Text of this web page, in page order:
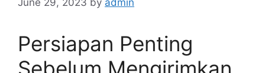
Persiapan Penting
Sebelum Mengirimkan